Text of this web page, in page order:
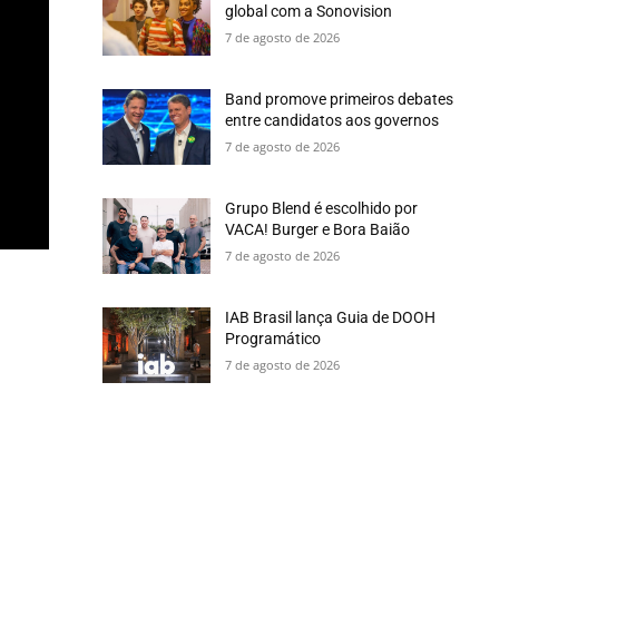
global com a Sonovision
7 de agosto de 2026
Band promove primeiros debates
entre candidatos aos governos
7 de agosto de 2026
Grupo Blend é escolhido por
VACA! Burger e Bora Baião
7 de agosto de 2026
IAB Brasil lança Guia de DOOH
Programático
7 de agosto de 2026